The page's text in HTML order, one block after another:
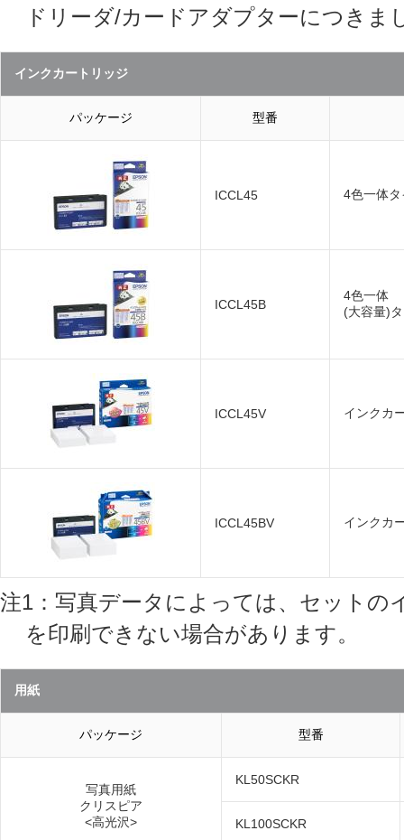
ドリーダ/カードアダプターにつきま
インクカートリッジ
パッケージ 型番
ICCL45 4色一体タ
ICCL45B
4色一体
(大容量)
ICCL45V インクカ
ICCL45BV インクカ
注1：写真データによっては、セットの
を印刷できない場合があります。
用紙
パッケージ 型番
写真用紙
クリスピア
<高光沢>
KL50SCKR
KL100SCKR